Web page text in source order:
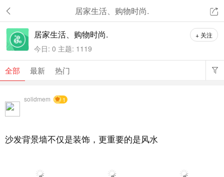
居家生活、购物时尚.
+ 关注
居家生活、购物时尚.
今日: 0 主题: 1119
全部 最新 热门
solidmem 1
沙发背景墙不仅是装饰，更重要的是风水